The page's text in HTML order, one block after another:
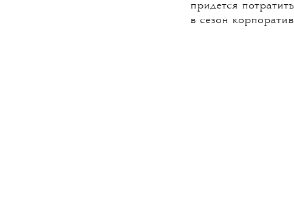
придется
в сезон